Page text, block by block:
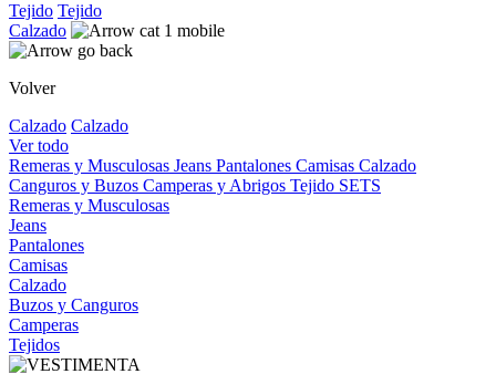
Tejido Tejido
Calzado
Volver
Calzado Calzado
Ver todo
Remeras y Musculosas Jeans Pantalones Camisas Calzado
Canguros y Buzos Camperas y Abrigos Tejido SETS
Remeras y Musculosas
Jeans
Pantalones
Camisas
Calzado
Buzos y Canguros
Camperas
Tejidos